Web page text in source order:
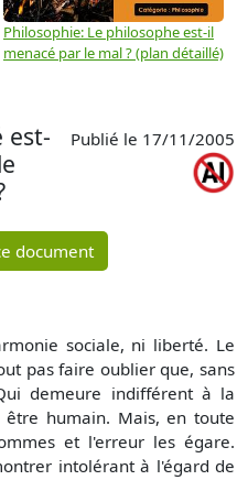
Philosophie: Le philosophe est-il
menacé par le mal ? (plan détaillé)
est-
Publié le 17/11/2005
document
sociale, ni liberté. Le
pas faire oublier que, sans
demeure indifférent à la
humain. Mais, en toute
et l'erreur les égare.
intolérant à l'égard de